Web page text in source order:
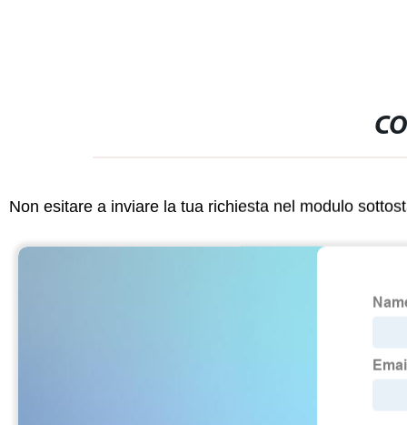
Non esitare a inviare la tua richiesta nel modulo